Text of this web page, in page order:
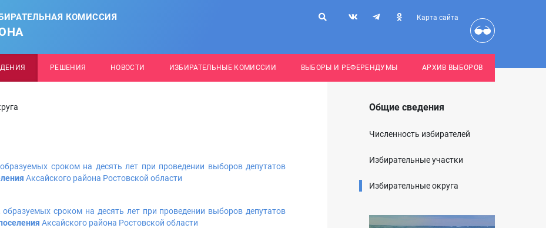
КОМИССИЯ Карта сайта
РЕШЕНИЯ НОВОСТИ ИЗБИРАТЕЛЬНЫЕ КОМИССИИ ВЫБОРЫ И РЕФЕРЕНДУМЫ АРХИВ ВЫБОРОВ
сроком на десять лет при проведении выборов депутатов
Аксайского района Ростовской области
сроком на десять лет при проведении выборов депутатов
Аксайского района Ростовской области
Общие сведения
Численность избирателей
Избирательные участки
Избирательные округа